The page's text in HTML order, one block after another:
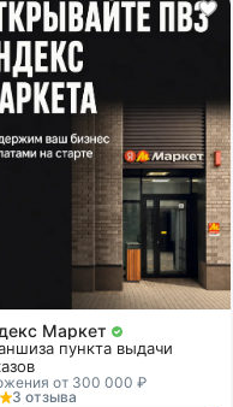
Маркет
пункта выдачи
от 300 000 ₽
3 отзыва